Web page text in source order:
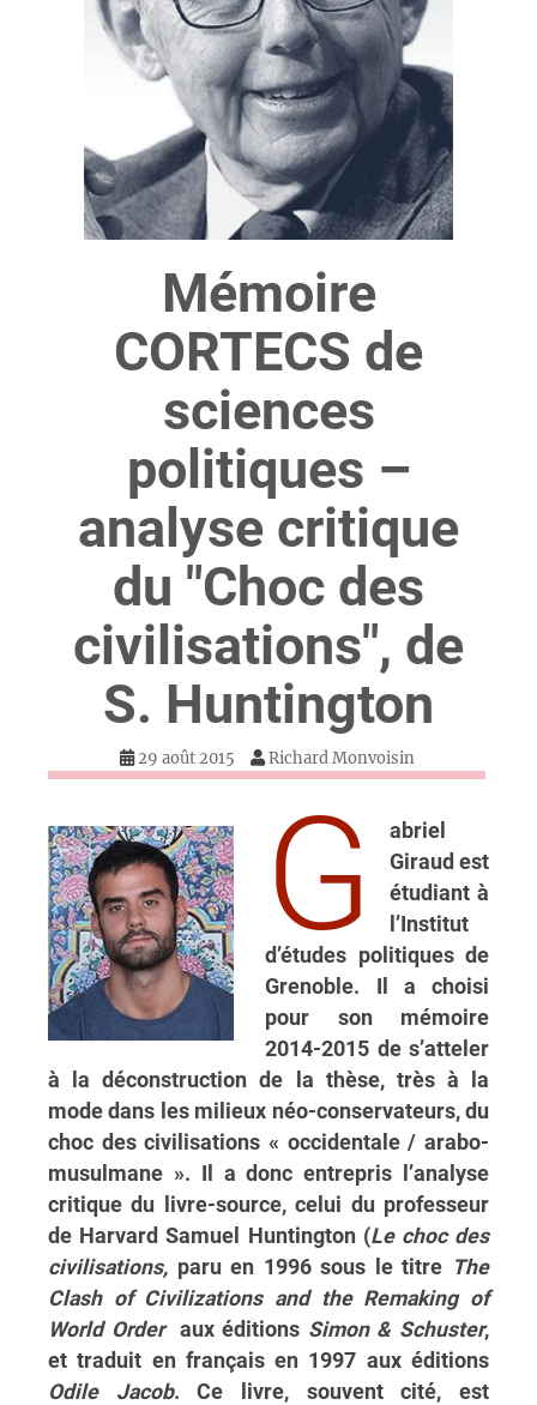
Mémoire
CORTECS de
sciences
politiques –
analyse critique
du "Choc des
civilisations", de
S. Huntington
29 août 2015 Richard Monvoisin
G
abriel
Giraud est
étudiant à
l’Institut
d’études politiques de
Grenoble. Il a choisi
pour son mémoire
2014-2015 de s’atteler
à la déconstruction de la thèse, très à la
mode dans les milieux néo-conservateurs, du
choc des civilisations « occidentale / arabo-
musulmane ». Il a donc entrepris l’analyse
critique du livre-source, celui du professeur
de Harvard Samuel Huntington (Le choc des
civilisations, paru en 1996 sous le titre The
Clash of Civilizations and the Remaking of
World Orderaux éditions Simon & Schuster,
et traduit en français en 1997 aux éditions
Odile Jacob. Ce livre, souvent cité, est